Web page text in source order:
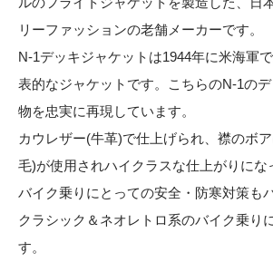
リーファッションの老舗メーカーです。
N-1デッキジャケットは1944年に米海軍
表的なジャケットです。こちらのN-1の
物を忠実に再現しています。
カウレザー(牛革)で仕上げられ、襟のボ
毛)が使用されハイクラスな仕上がりにな
バイク乗りにとっての安全・防寒対策も
クラシック＆ネオレトロ系のバイク乗り
す。